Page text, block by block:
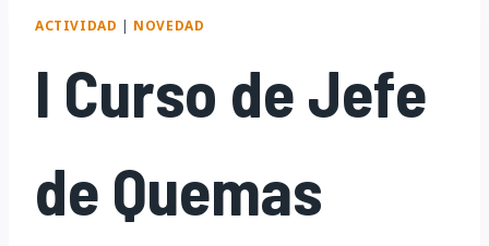
ACTIVIDAD | NOVEDAD
I Curso de Jefe
de Quemas